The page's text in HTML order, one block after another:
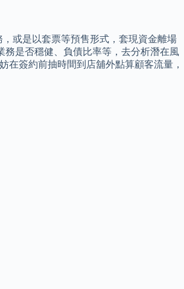
或是以套票等預售形式，套現資金離場
是否穩健、負債比率等，去分析潛在風
在簽約前抽時間到店舖外點算顧客流量，